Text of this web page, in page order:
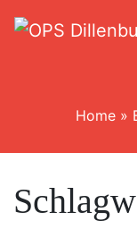
Home »